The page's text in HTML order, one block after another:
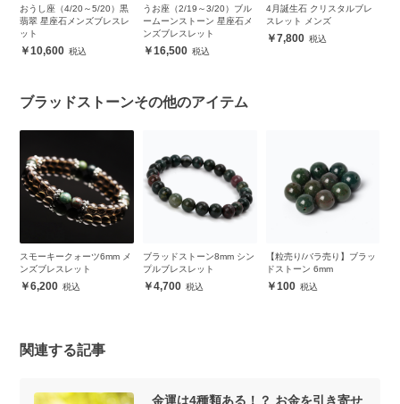
うし座（4/20～5/20）黒
翠 星座石メンズブレスレ
10,600
うお座（2/19～3/20）ブル
ームーンストーン 星座石メ
ンズブレスレット
16,500
4月誕生石 クリスタルブレ
スレット メンズ
7,800
3月誕生
ブラッドストーンその他のアイテム
スモーキークォーツ6mm メ
ンズブレスレット
6,200
ブラッドストーン8mm シン
プルブレスレット
4,700
【粒売り/バラ売り】ブラッ
ドストーン 6mm
100
関連する記事
金運は4種類ある！？ お金を引き寄せ